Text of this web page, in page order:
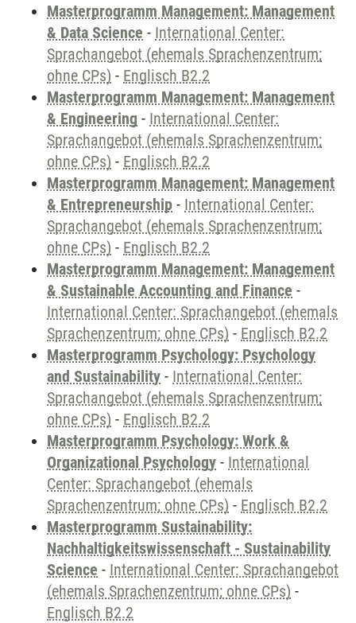
Masterprogramm Management: Management
& Data Science - International Center:
Sprachangebot (ehemals Sprachenzentrum;
ohne CPs) - Englisch B2.2
Masterprogramm Management: Management
& Engineering - International Center:
Sprachangebot (ehemals Sprachenzentrum;
ohne CPs) - Englisch B2.2
Masterprogramm Management: Management
& Entrepreneurship - International Center:
Sprachangebot (ehemals Sprachenzentrum;
ohne CPs) - Englisch B2.2
Masterprogramm Management: Management
& Sustainable Accounting and Finance -
International Center: Sprachangebot (ehemals
Sprachenzentrum; ohne CPs) - Englisch B2.2
Masterprogramm Psychology: Psychology
and Sustainability - International Center:
Sprachangebot (ehemals Sprachenzentrum;
ohne CPs) - Englisch B2.2
Masterprogramm Psychology: Work &
Organizational Psychology - International
Center: Sprachangebot (ehemals
Sprachenzentrum; ohne CPs) - Englisch B2.2
Masterprogramm Sustainability:
Nachhaltigkeitswissenschaft - Sustainability
Science - International Center: Sprachangebot
(ehemals Sprachenzentrum; ohne CPs) -
Englisch B2.2